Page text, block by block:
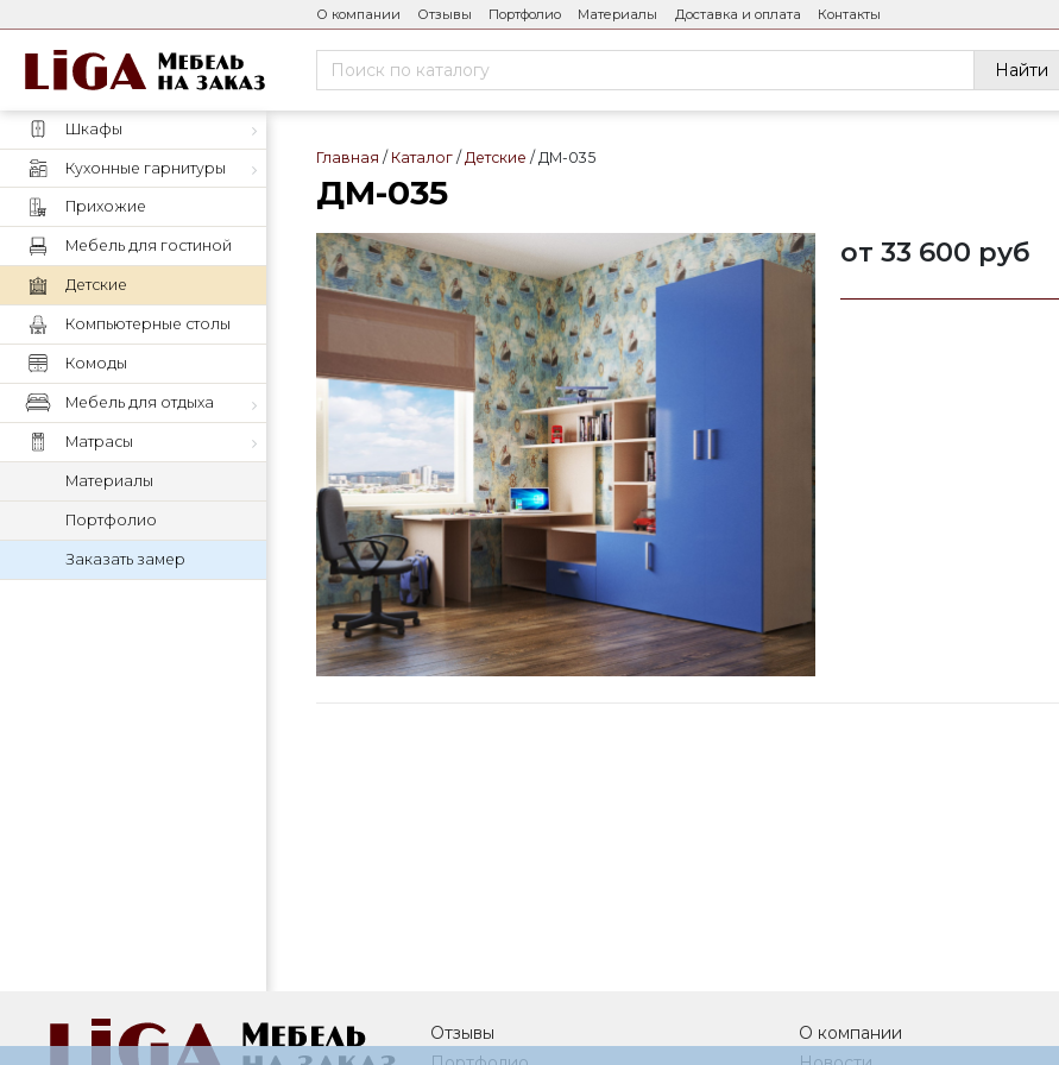
О компании Отзывы Портфолио Материалы Доставка и оплата Контакты
Найти
Шкафы
Кухонные гарнитуры
Прихожие
Мебель для гостиной
Детские
Компьютерные столы
Комоды
Мебель для отдыха
Матрасы
Материалы
Портфолио
Заказать замер
Главная Каталог Детские ДМ-035
ДМ-035
от 33 600 руб
Отзывы
О компании